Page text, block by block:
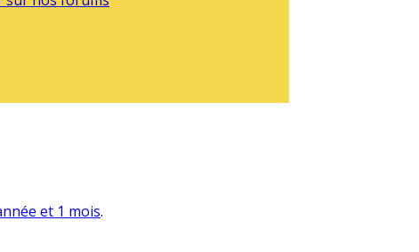
et 1 mois.